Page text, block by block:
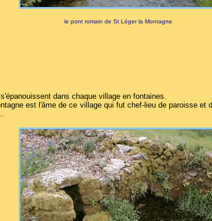
le pont romain de St Léger la Montagne
dans chaque village en fontaines.
est l'âme de ce village qui fut chef-lieu de paroisse